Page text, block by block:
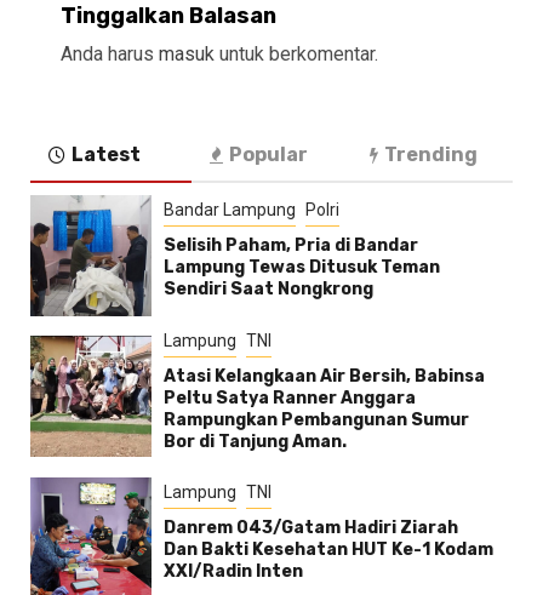
Tinggalkan Balasan
Anda harus masuk untuk berkomentar.
Latest Popular Trending
Bandar Lampung Polri
Selisih Paham, Pria di Bandar
Lampung Tewas Ditusuk Teman
Sendiri Saat Nongkrong
Lampung TNI
Atasi Kelangkaan Air Bersih, Babinsa
Peltu Satya Ranner Anggara
Rampungkan Pembangunan Sumur
Bor di Tanjung Aman.
Lampung TNI
Danrem 043/Gatam Hadiri Ziarah
Dan Bakti Kesehatan HUT Ke-1 Kodam
XXI/Radin Inten